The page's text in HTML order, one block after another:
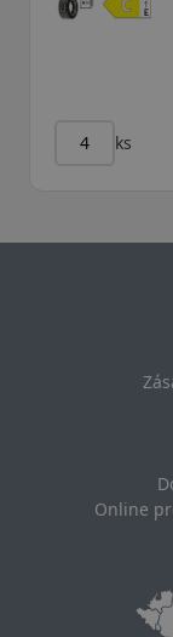
KOŠÍKU
Online